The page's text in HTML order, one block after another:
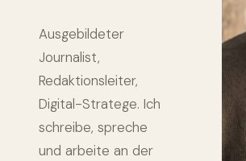
Ausgebildeter
Journalist,
Redaktionsleiter,
Digital-Stratege. Ich
schreibe, spreche
und arbeite an der